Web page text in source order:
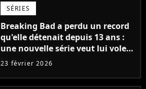
SÉRIES
Breaking Bad a perdu un record
qu'elle détenait depuis 13 ans :
une nouvelle série veut lui voler
le titre de meilleur épisode de
23 février 2026